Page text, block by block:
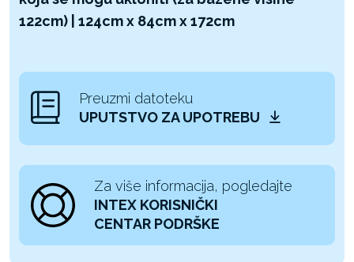
122cm) | 124cm x 84cm x 172cm
Preuzmi datoteku
UPUTSTVO ZA UPOTREBU
Za više informacija, pogledajte
INTEX KORISNIČKI
CENTAR PODRŠKE